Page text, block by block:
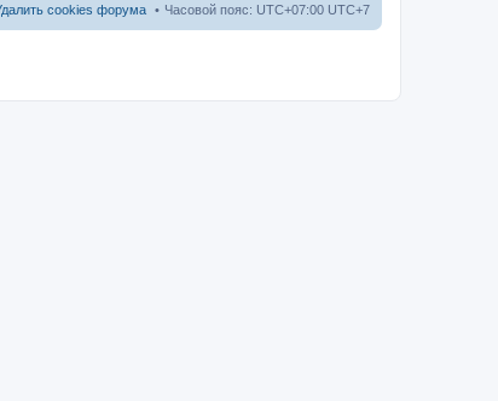
Часовой пояс: UTC+07:00 UTC+7
cookies форума